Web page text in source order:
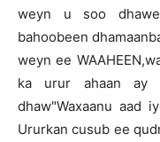
weyn u soo
bahoobeen
weyn ee
ka urur ahaan ay
dhaw"Waxaanu aad
Ururkan cusub ee